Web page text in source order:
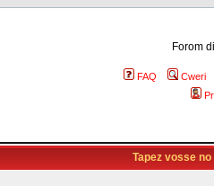
Forom
FAQ
Cweri
Tapez vosse